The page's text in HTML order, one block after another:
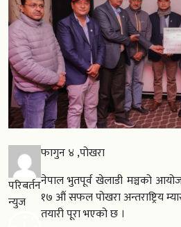
परिबर्तन
न्युज
फागुन ४ ,पोखरा
नेपाल भुतपूर्व खेलाडी मञ्चको
१७ औं सफल पोखरा अन्तराष्ट्रिय
तयारी पूरा भएको छ ।